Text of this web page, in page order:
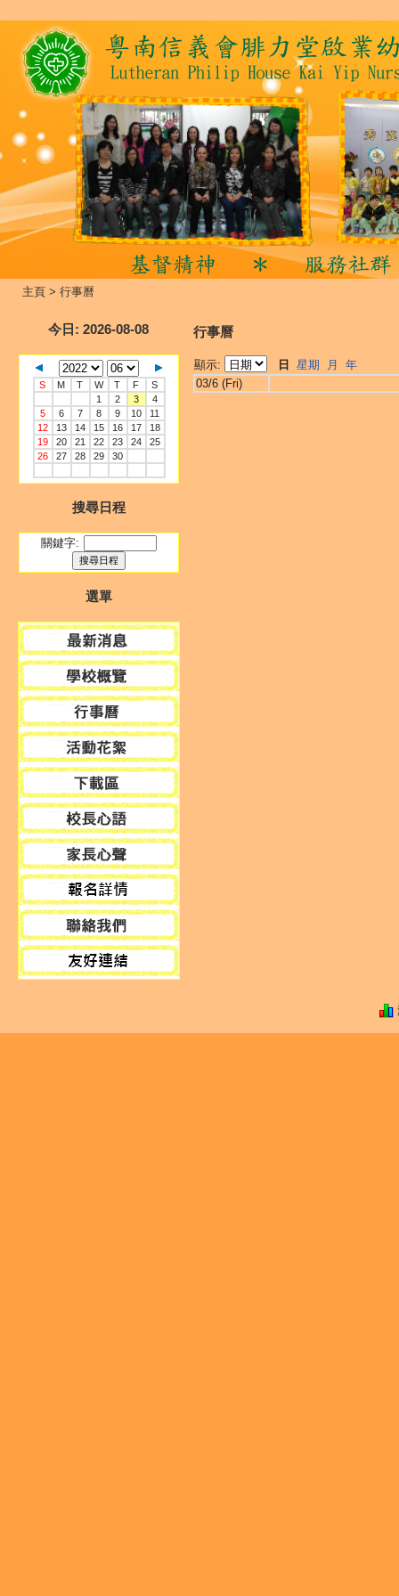
主頁 > 行事曆
今日 : 2026-08-08
S M T W T F
S
1
2 3
4
5
6 7 8 9 10
11
12
13 14 15 16 17
18
19
20 21 22 23 24
25
26
27 28 29 30
搜尋日程
關鍵字:
選單
行事曆
顯示: 日 星期 月
年
03/6 (Fri)